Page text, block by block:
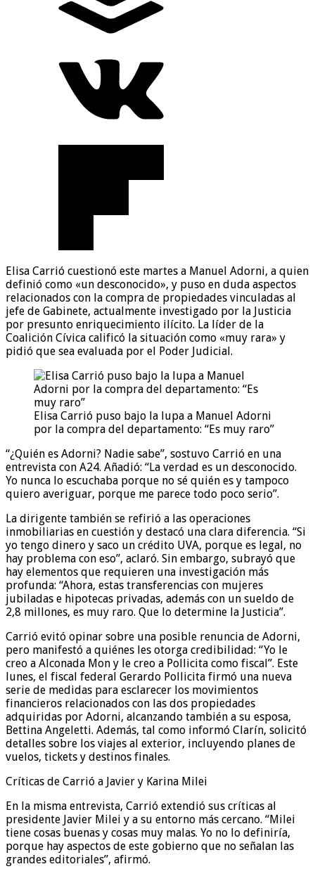
Elisa Carrió cuestionó este martes a Manuel Adorni, a quien
definió como «un desconocido», y puso en duda aspectos
relacionados con la compra de propiedades vinculadas al
jefe de Gabinete, actualmente investigado por la Justicia
por presunto enriquecimiento ilícito. La líder de la
Coalición Cívica calificó la situación como «muy rara» y
pidió que sea evaluada por el Poder Judicial.
Elisa Carrió puso bajo la lupa a Manuel Adorni
por la compra del departamento: “Es muy raro”
“¿Quién es Adorni? Nadie sabe”, sostuvo Carrió en una
entrevista con A24. Añadió: “La verdad es un desconocido.
Yo nunca lo escuchaba porque no sé quién es y tampoco
quiero averiguar, porque me parece todo poco serio”.
La dirigente también se refirió a las operaciones
inmobiliarias en cuestión y destacó una clara diferencia. “Si
yo tengo dinero y saco un crédito UVA, porque es legal, no
hay problema con eso”, aclaró. Sin embargo, subrayó que
hay elementos que requieren una investigación más
profunda: “Ahora, estas transferencias con mujeres
jubiladas e hipotecas privadas, además con un sueldo de
2,8 millones, es muy raro. Que lo determine la Justicia”.
Carrió evitó opinar sobre una posible renuncia de Adorni,
pero manifestó a quiénes les otorga credibilidad: “Yo le
creo a Alconada Mon y le creo a Pollicita como fiscal”. Este
lunes, el fiscal federal Gerardo Pollicita firmó una nueva
serie de medidas para esclarecer los movimientos
financieros relacionados con las dos propiedades
adquiridas por Adorni, alcanzando también a su esposa,
Bettina Angeletti. Además, tal como informó Clarín, solicitó
detalles sobre los viajes al exterior, incluyendo planes de
vuelos, tickets y destinos finales.
Críticas de Carrió a Javier y Karina Milei
En la misma entrevista, Carrió extendió sus críticas al
presidente Javier Milei y a su entorno más cercano. “Milei
tiene cosas buenas y cosas muy malas. Yo no lo definiría,
porque hay aspectos de este gobierno que no señalan las
grandes editoriales”, afirmó.